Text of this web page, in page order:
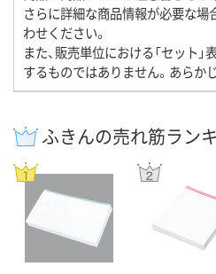
さらに詳細な商品情報が必要な場
わせください。
また、販売単位における「セット
するものではありません。あらか
ふきんの売れ筋ラン